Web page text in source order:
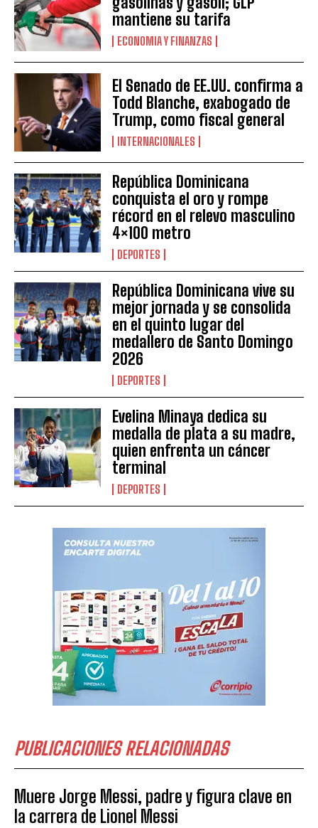
mantiene su tarifa
ECONOMIA Y FINANZAS
El Senado de EE.UU. confirma a
Todd Blanche, exabogado de
Trump, como fiscal general
INTERNACIONALES
República Dominicana
conquista el oro y rompe
récord en el relevo masculino
4×100 metro
DEPORTES
República Dominicana vive su
mejor jornada y se consolida
en el quinto lugar del
medallero de Santo Domingo
2026
DEPORTES
Evelina Minaya dedica su
medalla de plata a su madre,
quien enfrenta un cáncer
terminal
DEPORTES
PUBLICACIONES RELACIONADAS
Muere Jorge Messi, padre y figura clave en
la carrera de Lionel Messi